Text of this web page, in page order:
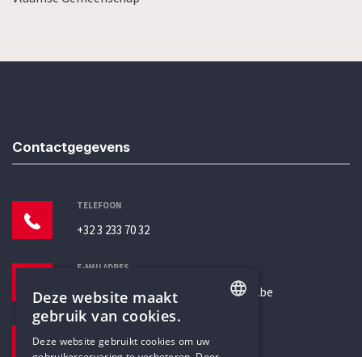
Contactgegevens
TELEFOON
+32 3 233 70 32
E-MAILADRES
secretariaat@humanistischverbond.be
Deze website maakt
gebruik van cookies.
Deze website gebruikt cookies om uw